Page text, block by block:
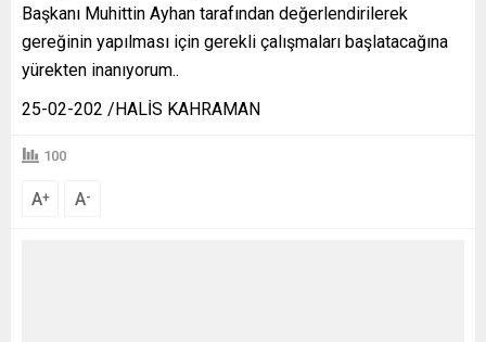
Başkanı Muhittin Ayhan tarafından değerlendirilerek
gereğinin yapılması için gerekli çalışmaları başlatacağına
yürekten inanıyorum..
25-02-202 /HALİS KAHRAMAN
100
A+ A-